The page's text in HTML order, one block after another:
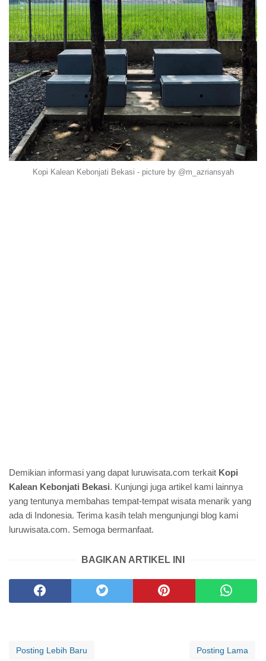
Kopi Kalean Kebonjati Bekasi - picture by @m_azriansyah
Demikian informasi yang dapat luruwisata.com terkait Kopi
Kalean Kebonjati Bekasi. Kunjungi juga artikel kami lainnya
yang tentunya membahas tempat-tempat wisata menarik yang
ada di Indonesia. Terima kasih telah mengunjungi blog kami
luruwisata.com. Semoga bermanfaat.
BAGIKAN ARTIKEL INI
Posting Lebih Baru Posting Lama